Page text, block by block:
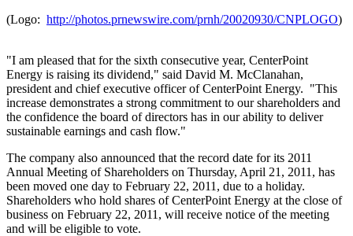
(Logo: http://photos.prnewswire.com/prnh/20020930/CNPLOGO)
"I am pleased that for the sixth consecutive year, CenterPoint
Energy is raising its dividend," said David M. McClanahan,
president and chief executive officer of CenterPoint Energy. "This
increase demonstrates a strong commitment to our shareholders and
the confidence the board of directors has in our ability to deliver
sustainable earnings and cash flow."
The company also announced that the record date for its 2011
Annual Meeting of Shareholders on Thursday, April 21, 2011 , has
been moved one day to February 22, 2011 , due to a holiday.
Shareholders who hold shares of CenterPoint Energy at the close of
business on February 22, 2011 , will receive notice of the meeting
and will be eligible to vote.